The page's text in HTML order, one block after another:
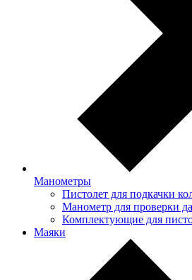
Манометры
Пистолет для подкачки
Манометр для проверки
Комплектующие для
Маяки